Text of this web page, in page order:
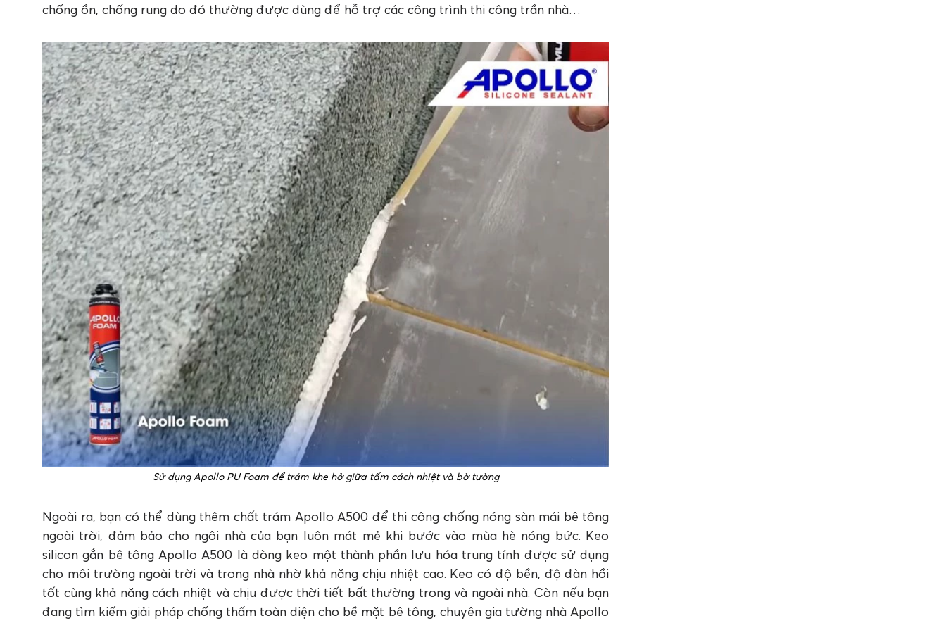
chống ồn, chống rung do đó thường được dùng để hỗ trợ các công trình thi công trần nhà…
Sử dụng Apollo PU Foam để trám khe hở giữa tấm cách nhiệt và bờ tường
Ngoài ra, bạn có thể dùng thêm chất trám Apollo A500 để thi công chống nóng sàn mái bê tông
ngoài trời, đảm bảo cho ngôi nhà của bạn luôn mát mẻ khi bước vào mùa hè nóng bức. Keo
silicon gắn bê tông Apollo A500 là dòng keo một thành phần lưu hóa trung tính được sử dụng
cho môi trường ngoài trời và trong nhà nhờ khả năng chịu nhiệt cao. Keo có độ bền, độ đàn hồi
tốt cùng khả năng cách nhiệt và chịu được thời tiết bất thường trong và ngoài nhà. Còn nếu bạn
đang tìm kiếm giải pháp chống thấm toàn diện cho bề mặt bê tông, chuyên gia tường nhà Apollo